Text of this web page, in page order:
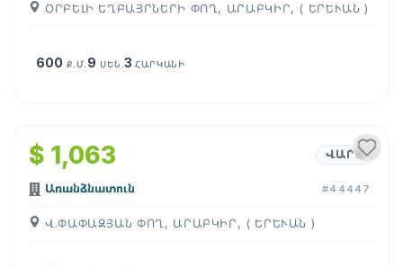
ՕՐԲԵԼԻ ԵՂԲԱՅՐՆԵՐԻ ՓՈՂ, ԱՐԱԲԿԻՐ, ( ԵՐԵՒԱՆ )
600 Ք.Մ. 9 ՍԵՆ.3ՀԱՐԿԱՆԻ
$ 1,063 ՎԱՐՁ
Առանձնատուն #44447
Վ.ՓԱՓԱԶՅԱՆ ՓՈՂ, ԱՐԱԲԿԻՐ, ( ԵՐԵՒԱՆ )